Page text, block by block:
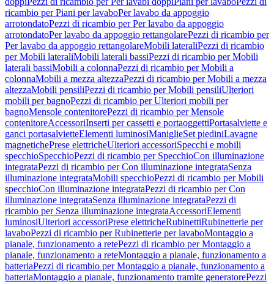
ricambio per Piani per lavaboPer lavabo da appoggio
arrotondatoPezzi di ricambio per Per lavabo da appoggio
arrotondatoPer lavabo da appoggio rettangolarePezzi di ricambio per
Per lavabo da appoggio rettangolareMobili lateraliPezzi di ricambio
per Mobili lateraliMobili laterali bassiPezzi di ricambio per Mobili
laterali bassiMobili a colonnaPezzi di ricambio per Mobili a
colonnaMobili a mezza altezzaPezzi di ricambio per Mobili a mezza
altezzaMobili pensiliPezzi di ricambio per Mobili pensiliUlteriori
mobili per bagnoPezzi di ricambio per Ulteriori mobili per
bagnoMensole contenitorePezzi di ricambio per Mensole
contenitoreAccessoriInserti per cassetti e portaoggettiPortasalviette e
ganci portasalvietteElementi luminosiManiglieSet piediniLavagne
magnetichePrese elettricheUlteriori accessoriSpecchi e mobili
specchioSpecchioPezzi di ricambio per SpecchioCon illuminazione
integrataPezzi di ricambio per Con illuminazione integrataSenza
illuminazione integrataMobili specchioPezzi di ricambio per Mobili
specchioCon illuminazione integrataPezzi di ricambio per Con
illuminazione integrataSenza illuminazione integrataPezzi di
ricambio per Senza illuminazione integrataAccessoriElementi
luminosiUlteriori accessoriPrese elettricheRubinettiRubinetterie per
lavaboPezzi di ricambio per Rubinetterie per lavaboMontaggio a
pianale, funzionamento a retePezzi di ricambio per Montaggio a
pianale, funzionamento a reteMontaggio a pianale, funzionamento a
batteriaPezzi di ricambio per Montaggio a pianale, funzionamento a
batteriaMontaggio a pianale, funzionamento tramite generatorePezzi